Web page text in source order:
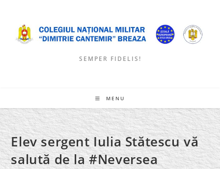
content
SEMPER FIDELIS!
MENU
Elev sergent Iulia Stătescu vă
salută de la #Neversea